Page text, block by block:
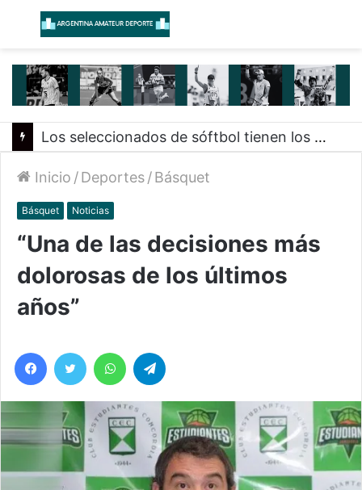
Menú
Los seleccionados de sóftbol tienen los convocados para los Juegos Suramericanos 2026
Inicio /Deportes/Básquet
Básquet Noticias
“Una de las decisiones más
dolorosas de los últimos
años”
Facebook
Twitter WhatsApp